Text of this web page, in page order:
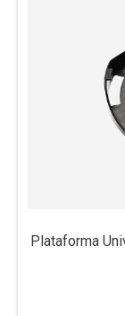
Plataforma